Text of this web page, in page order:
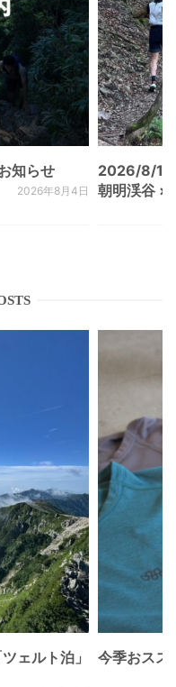
知らせ
2026年8月4日
2026/8/
朝明渓谷 ×
ェルト泊」
今季おスス